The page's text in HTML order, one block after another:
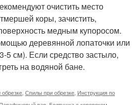
очистить место
коры, зачистить,
медным купоросом.
деревянной лопаточки или
5 см). Если средство застыло,
на водяной бане.
Спилы при обрезке Инструкция по